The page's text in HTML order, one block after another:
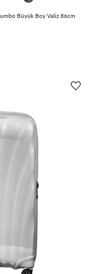
Büyük Boy Valiz 86cm